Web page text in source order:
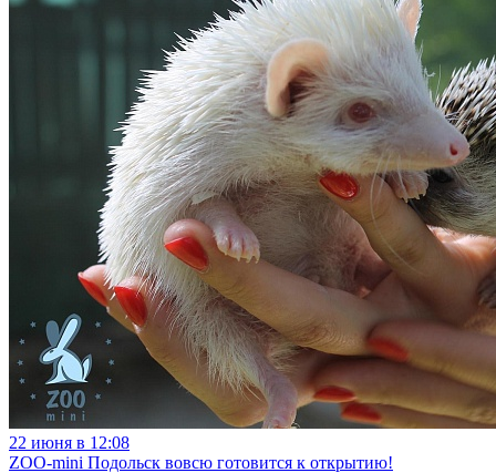
22 июня в 12:08
ZOO-mini Подольск вовсю готовится к открытию!